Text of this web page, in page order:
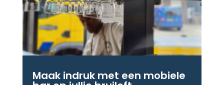
Maak indruk met een mobiele